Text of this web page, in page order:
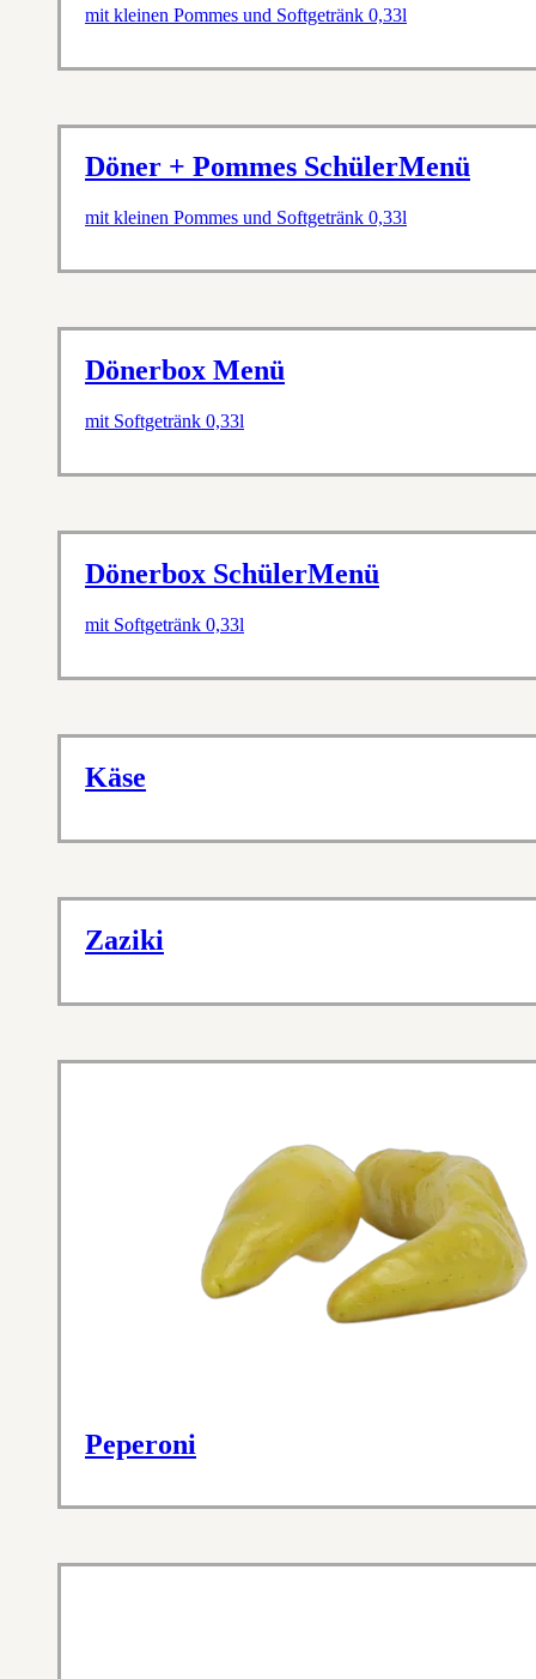
mit kleinen Pommes und Softgetränk 0,33l
Döner + Pommes SchülerMenü
mit kleinen Pommes und Softgetränk 0,33l
Dönerbox Menü
mit Softgetränk 0,33l
Dönerbox SchülerMenü
mit Softgetränk 0,33l
Käse
Zaziki
Peperoni